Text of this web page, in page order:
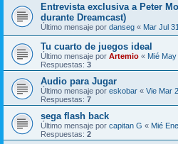
Entrevista exclusiva a Peter
durante Dreamcast)
Último mensaje por danseg « Mar Jul
Tu cuarto de juegos ideal
Último mensaje por Artemio « Mié
Respuestas: 3
Audio para Jugar
Último mensaje por eskobar « Vie Mar
Respuestas: 7
sega flash back
Último mensaje por capitan G « Mié
Respuestas: 2